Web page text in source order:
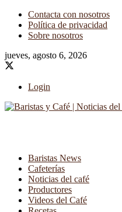
Contacta con nosotros
Política de privacidad
Sobre nosotros
jueves, agosto 6, 2026
Login
Baristas News
Cafeterías
Noticias del café
Productores
Videos del Café